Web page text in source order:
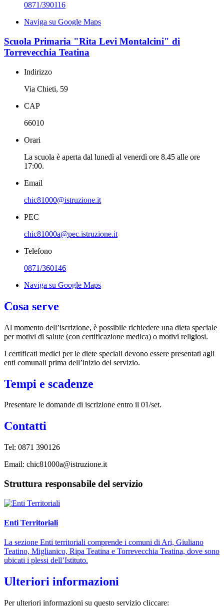
0871/390116
Naviga su Google Maps
Scuola Primaria "Rita Levi Montalcini" di
Torrevecchia Teatina
Indirizzo
Via Chieti, 59
CAP
66010
Orari
La scuola è aperta dal lunedì al venerdì ore 8.45 alle ore
17:00.
Email
chic81000@istruzione.it
PEC
chic81000a@pec.istruzione.it
Telefono
0871/360146
Naviga su Google Maps
Cosa serve
Al momento dell’iscrizione, è possibile richiedere una dieta speciale
per motivi di salute (con certificazione medica) o motivi religiosi.
I certificati medici per le diete speciali devono essere presentati agli
enti comunali prima dell’inizio del servizio.
Tempi e scadenze
Presentare le domande di iscrizione entro il 01/set.
Contatti
Tel: 0871 390126
Email: chic81000a@istruzione.it
Struttura responsabile del servizio
Enti Territoriali
La sezione Enti territoriali comprende i comuni di Ari, Giuliano
Teatino, Miglianico, Ripa Teatina e Torrevecchia Teatina, dove sono
ubicati i plessi dell’Istituto.
Ulteriori informazioni
Per ulteriori informazioni su questo servizio cliccare: